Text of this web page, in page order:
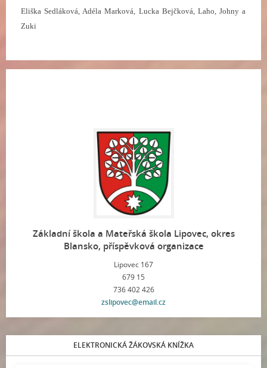
Eliška Sedláková, Adéla Marková, Lucka Bejčková, Laho, Johny a
Zuki
Základní škola a Mateřská škola Lipovec, okres
Blansko, příspěvková organizace
Lipovec 167
679 15
736 402 426
zslipovec@email.cz
ELEKTRONICKÁ ŽÁKOVSKÁ KNÍŽKA